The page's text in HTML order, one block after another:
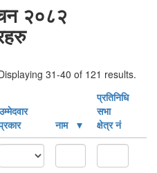
२०८२
31-40 of 121 results.
नाम
प्रतिनिधि
सभा
क्षेत्र नं